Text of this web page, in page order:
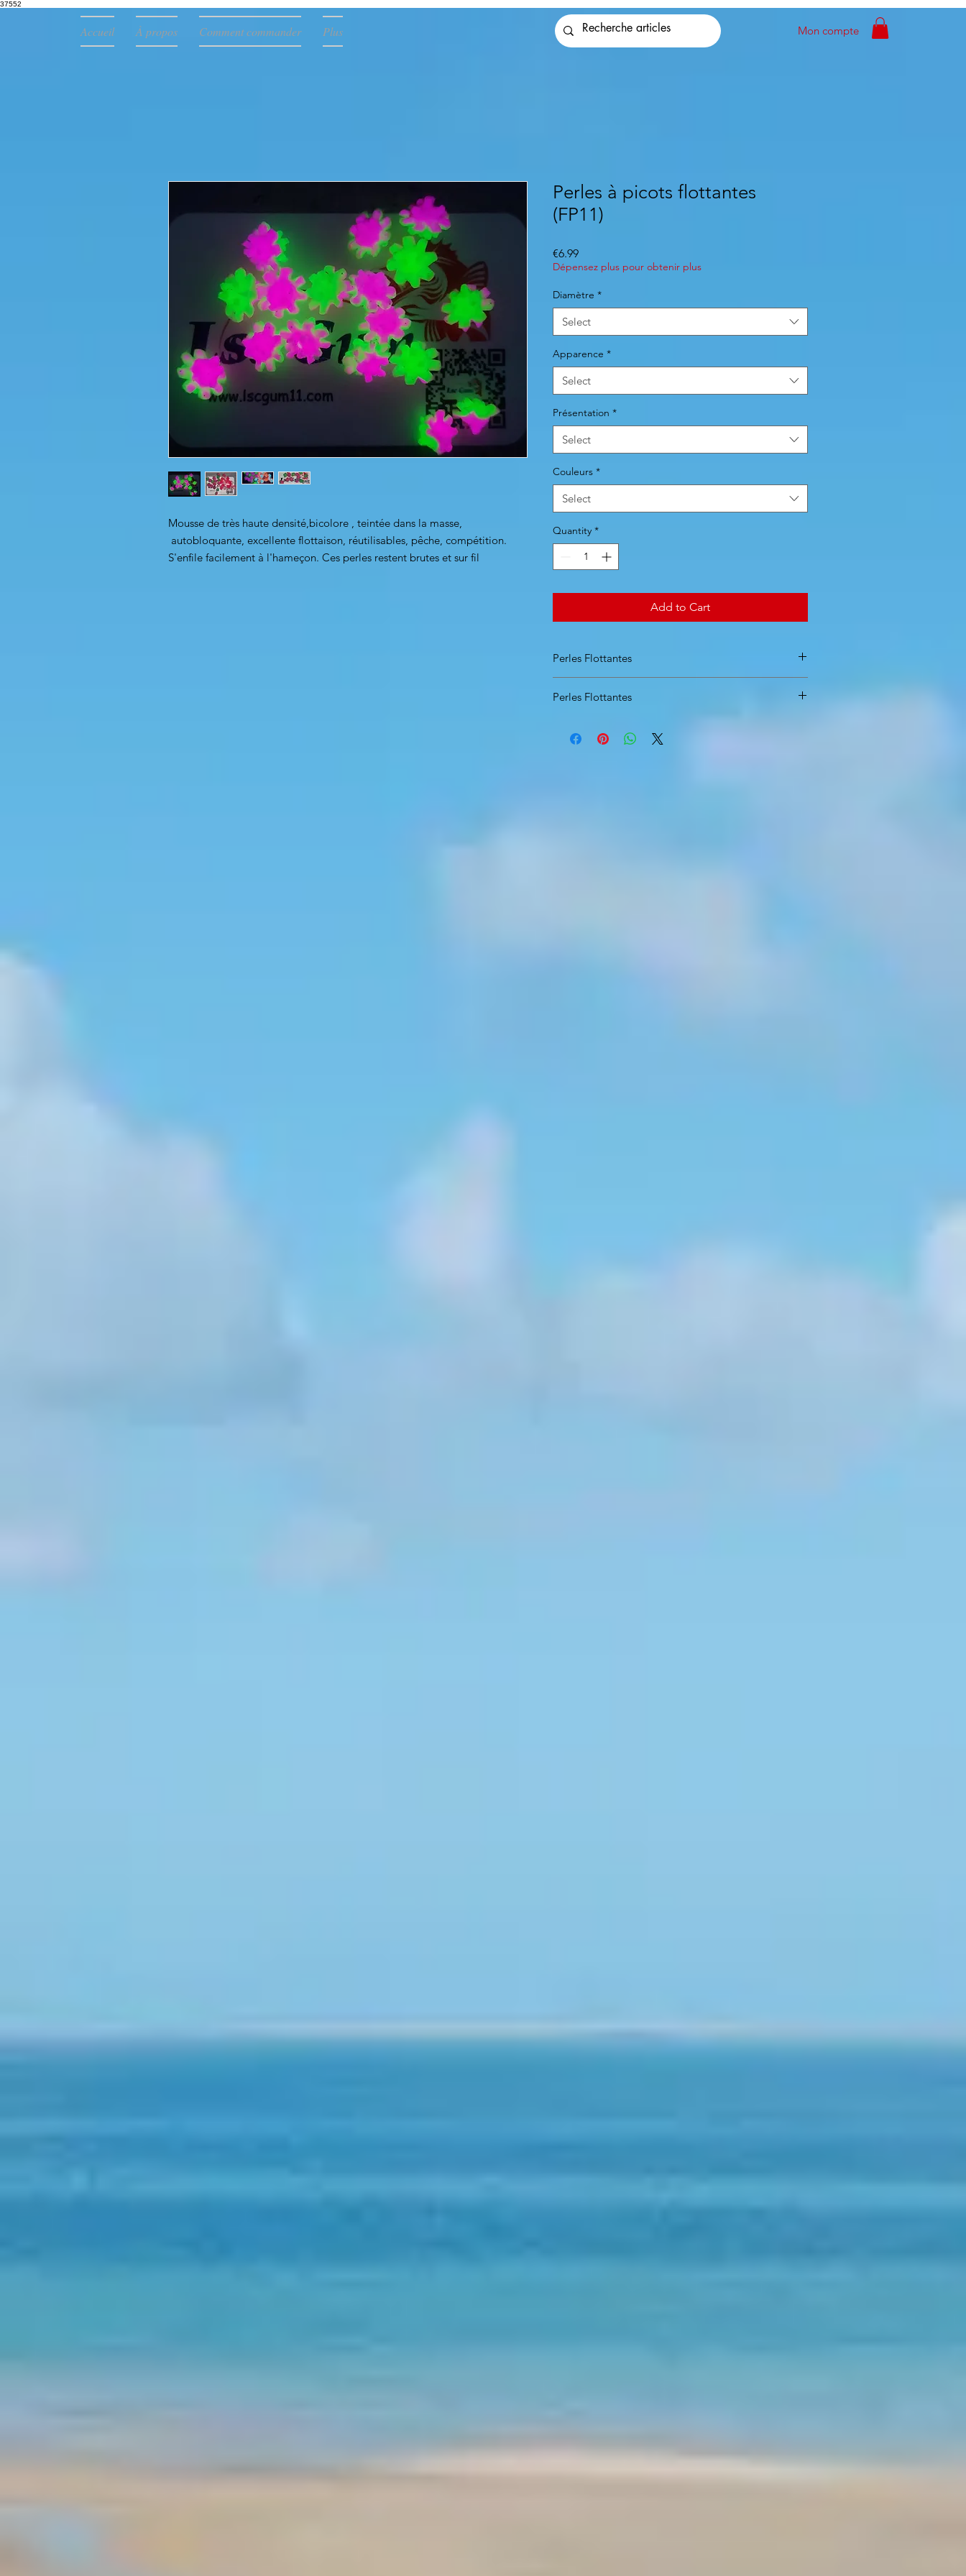
37552
Accueil À propos Comment commander Plus Mon compte
Mousse de très haute densité,bicolore , teintée dans la masse,
autobloquante, excellente flottaison, réutilisables, pêche, compétition.
S'enfile facilement à l'hameçon. Ces perles restent brutes et sur fil
Perles à picots flottantes
(FP11)
€6.99Price
Dépensez plus pour obtenir plus
Diamètre *
Select
Apparence *
Select
Présentation *
Select
Couleurs *
Select
Quantity *
Add to Cart
Perles Flottantes
Perles Flottantes